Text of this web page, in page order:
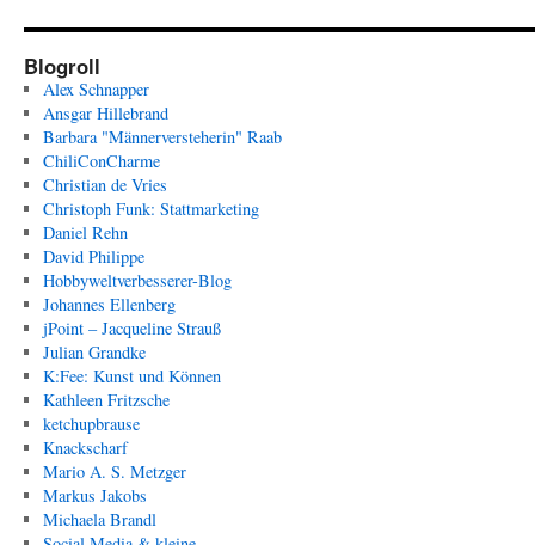
Blogroll
Alex Schnapper
Ansgar Hillebrand
Barbara "Männerversteherin" Raab
ChiliConCharme
Christian de Vries
Christoph Funk: Stattmarketing
Daniel Rehn
David Philippe
Hobbyweltverbesserer-Blog
Johannes Ellenberg
jPoint – Jacqueline Strauß
Julian Grandke
K:Fee: Kunst und Können
Kathleen Fritzsche
ketchupbrause
Knackscharf
Mario A. S. Metzger
Markus Jakobs
Michaela Brandl